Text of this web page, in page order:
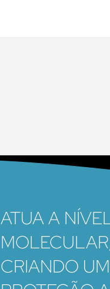
ATUA A
CRIANDO